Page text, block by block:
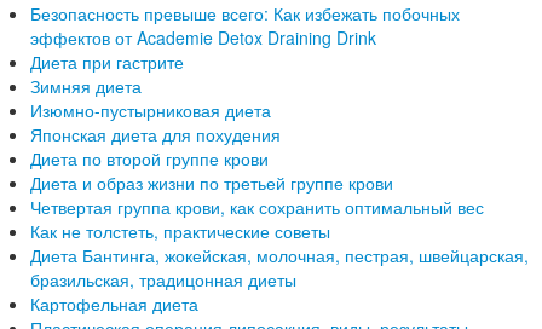
Безопасность превыше всего: Как избежать побочных
эффектов от Academie Detox Draining Drink
Диета при гастрите
Зимняя диета
Изюмно-пустырниковая диета
Японская диета для похудения
Диета по второй группе крови
Диета и образ жизни по третьей группе крови
Четвертая группа крови, как сохранить оптимальный вес
Как не толстеть, практические советы
Диета Бантинга, жокейская, молочная, пестрая, швейцарская,
бразильская, традицонная диеты
Картофельная диета